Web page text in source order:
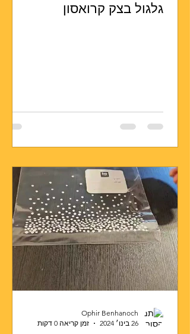
גלגול בצק קרואסון
Ophir Benhanoch
26 בינו׳ 2024
זמן קריאה 0 דקות